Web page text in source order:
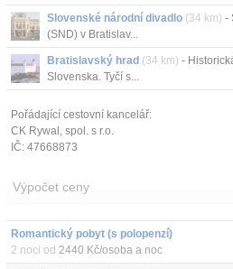
Slovenské národní divadlo (34 km) -
(SND) v Bratislav...
Bratislavský hrad (34 km) -
Slovenska. Tyčí s...
Pořádající cestovní kancelář:
CK Rywal, spol. s r.o.
IČ: 47668873
Výpočet ceny
Romantický pobyt (s polopenzí)
2 noci od 2440 Kč/osoba a noc